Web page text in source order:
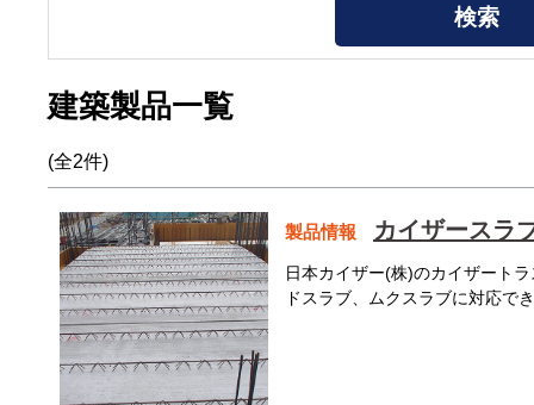
建築製品一覧
(全2件)
製品情報 カイザースラ
日本カイザー(株)のカイザート
ドスラブ、ムクスラブに対応で